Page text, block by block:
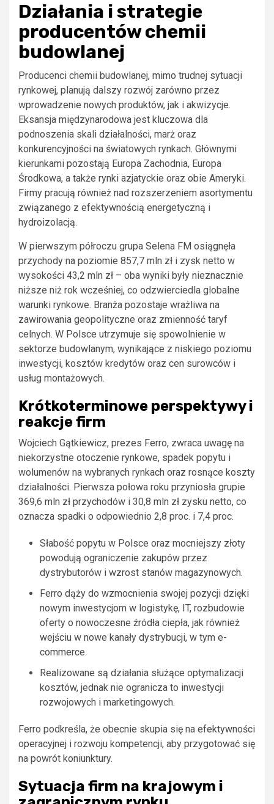
Działania i strategie
producentów chemii
budowlanej
Producenci chemii budowlanej, mimo trudnej sytuacji
rynkowej, planują dalszy rozwój zarówno przez
wprowadzenie nowych produktów, jak i akwizycje.
Eksansja międzynarodowa jest kluczowa dla
podnoszenia skali działalności, marż oraz
konkurencyjności na światowych rynkach. Głównymi
kierunkami pozostają Europa Zachodnia, Europa
Środkowa, a także rynki azjatyckie oraz obie Ameryki.
Firmy pracują również nad rozszerzeniem asortymentu
związanego z efektywnością energetyczną i
hydroizolacją.
W pierwszym półroczu grupa Selena FM osiągnęła
przychody na poziomie 857,7 mln zł i zysk netto w
wysokości 43,2 mln zł – oba wyniki były nieznacznie
niższe niż rok wcześniej, co odzwierciedla globalne
warunki rynkowe. Branża pozostaje wrażliwa na
zawirowania geopolityczne oraz zmienność taryf
celnych. W Polsce utrzymuje się spowolnienie w
sektorze budowlanym, wynikające z niskiego poziomu
inwestycji, kosztów kredytów oraz cen surowców i
usług montażowych.
Krótkoterminowe perspektywy i
reakcje firm
Wojciech Gątkiewicz, prezes Ferro, zwraca uwagę na
niekorzystne otoczenie rynkowe, spadek popytu i
wolumenów na wybranych rynkach oraz rosnące koszty
działalności. Pierwsza połowa roku przyniosła grupie
369,6 mln zł przychodów i 30,8 mln zł zysku netto, co
oznacza spadki o odpowiednio 2,8 proc. i 7,4 proc.
Słabość popytu w Polsce oraz mocniejszy złoty
powodują ograniczenie zakupów przez
dystrybutorów i wzrost stanów magazynowych.
Ferro dąży do wzmocnienia swojej pozycji dzięki
nowym inwestycjom w logistykę, IT, rozbudowie
oferty o nowoczesne źródła ciepła, jak również
wejściu w nowe kanały dystrybucji, w tym e-
commerce.
Realizowane są działania służące optymalizacji
kosztów, jednak nie ogranicza to inwestycji
rozwojowych i marketingowych.
Ferro podkreśla, że obecnie skupia się na efektywności
operacyjnej i rozwoju kompetencji, aby przygotować się
na powrót koniunktury.
Sytuacja firm na krajowym i